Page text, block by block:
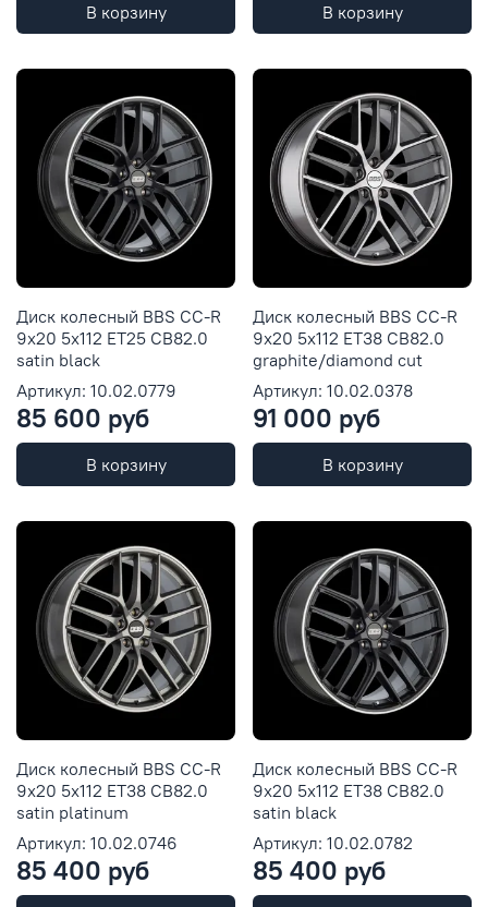
В корзину В корзину
Диск колесный BBS CC-R
9x20 5x112 ET25 CB82.0
satin black
Артикул: 10.02.0779
85 600 руб
В корзину
Диск колесный BBS CC-R
9x20 5x112 ET38 CB82.0
graphite/diamond cut
Артикул: 10.02.0378
91 000 руб
В корзину
Диск колесный BBS CC-R
9x20 5x112 ET38 CB82.0
satin platinum
Артикул: 10.02.0746
85 400 руб
Диск колесный BBS CC-R
9x20 5x112 ET38 CB82.0
satin black
Артикул: 10.02.0782
85 400 руб